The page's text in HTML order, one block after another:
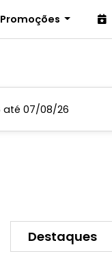
Promoções
Destaques